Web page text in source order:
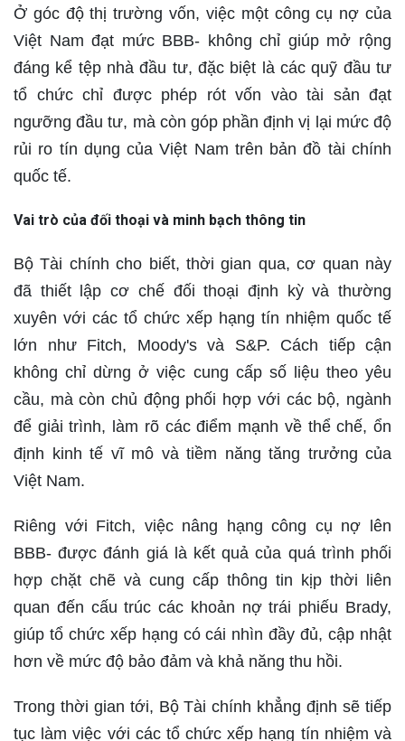
Ở góc độ thị trường vốn, việc một công cụ nợ của
Việt Nam đạt mức BBB- không chỉ giúp mở rộng
đáng kể tệp nhà đầu tư, đặc biệt là các quỹ đầu tư
tổ chức chỉ được phép rót vốn vào tài sản đạt
ngưỡng đầu tư, mà còn góp phần định vị lại mức độ
rủi ro tín dụng của Việt Nam trên bản đồ tài chính
quốc tế.
Vai trò của đối thoại và minh bạch thông tin
Bộ Tài chính cho biết, thời gian qua, cơ quan này
đã thiết lập cơ chế đối thoại định kỳ và thường
xuyên với các tổ chức xếp hạng tín nhiệm quốc tế
lớn như Fitch, Moody's và S&P. Cách tiếp cận
không chỉ dừng ở việc cung cấp số liệu theo yêu
cầu, mà còn chủ động phối hợp với các bộ, ngành
để giải trình, làm rõ các điểm mạnh về thể chế, ổn
định kinh tế vĩ mô và tiềm năng tăng trưởng của
Việt Nam.
Riêng với Fitch, việc nâng hạng công cụ nợ lên
BBB- được đánh giá là kết quả của quá trình phối
hợp chặt chẽ và cung cấp thông tin kịp thời liên
quan đến cấu trúc các khoản nợ trái phiếu Brady,
giúp tổ chức xếp hạng có cái nhìn đầy đủ, cập nhật
hơn về mức độ bảo đảm và khả năng thu hồi.
Trong thời gian tới, Bộ Tài chính khẳng định sẽ tiếp
tục làm việc với các tổ chức xếp hạng tín nhiệm và